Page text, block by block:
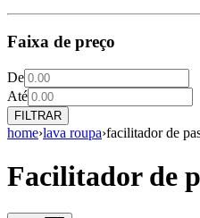
Faixa de preço
De
Até
FILTRAR
home›lava roupa›facilitador de
Facilitador de